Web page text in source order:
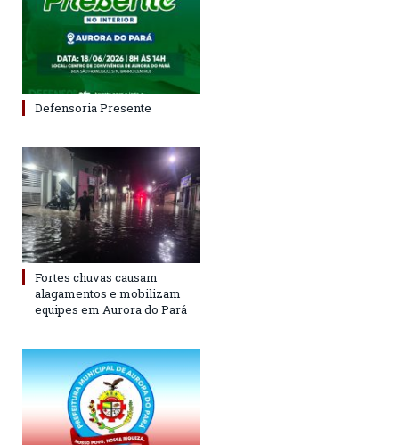
Defensoria Presente
Fortes chuvas causam
alagamentos e mobilizam
equipes em Aurora do Pará